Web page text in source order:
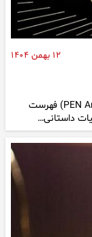
۱۲ بهمن ۱۴۰۴
شصت و دومین دوره جوایز انجمن قلم آمریکا (PEN America) فهرست